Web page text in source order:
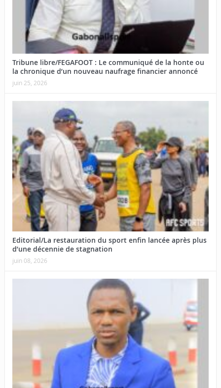
Tribune libre/FEGAFOOT : Le communiqué de la honte ou
la chronique d’un nouveau naufrage financier annoncé
juin 25, 2026
Editorial/La restauration du sport enfin lancée après plus
d’une décennie de stagnation
juin 08, 2026